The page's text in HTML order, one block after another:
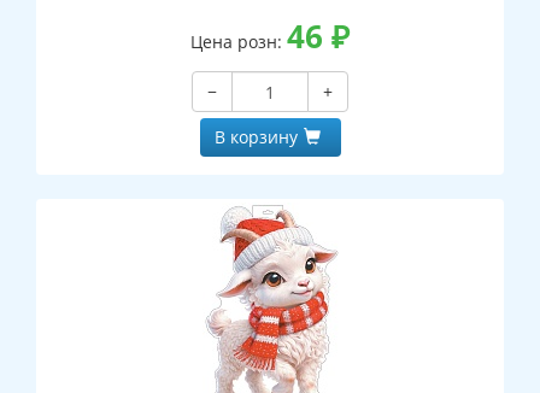
Цена розн: 46 ₽
−
+
В корзину